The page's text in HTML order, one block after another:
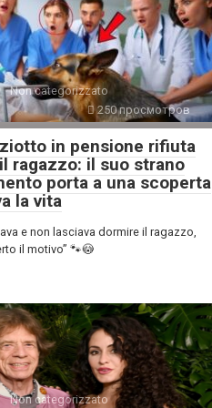
Non categorizzato
250 просмотров
in pensione rifiuta
ragazzo: il suo strano
porta a una scoperta
la vita
e non lasciava dormire il ragazzo,
il motivo” 🐾😳
Non categorizzato